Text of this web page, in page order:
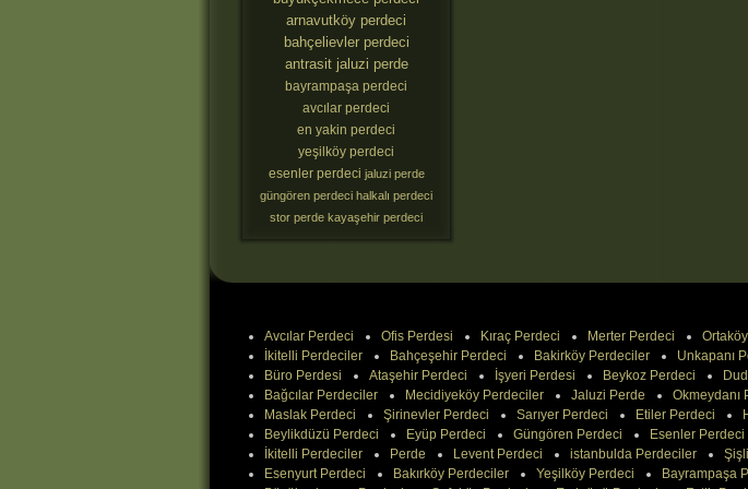
arnavutköy perdeci
bahçelievler perdeci
antrasit jaluzi perde
bayrampaşa perdeci
avcılar perdeci
en yakin perdeci
yeşilköy perdeci
esenler perdeci jaluzi perde
güngören perdeci halkalı perdeci
stor perde kayaşehir perdeci
Avcılar Perdeci Ofis Perdesi Kıraç Perdeci Merter Perdeci
İkitelli Perdeciler
Bahçeşehir Perdeci Bakirköy Perdeciler Unkapanı
Büro Perdesi
Ataşehir Perdeci İşyeri Perdesi Beykoz Perdeci
Bağcılar Perdeciler
Mecidiyeköy Perdeciler Jaluzi Perde Okmeydanı
Maslak Perdeci
Şirinevler Perdeci Sarıyer Perdeci Etiler Perdeci
Beylikdüzü Perdeci
Eyüp Perdeci Güngören Perdeci Esenler Perdeci
İkitelli Perdeciler
Perde Levent Perdeci istanbulda Perdeciler
Esenyurt Perdeci
Bakırköy Perdeciler Yeşilköy Perdeci Bayrampaşa